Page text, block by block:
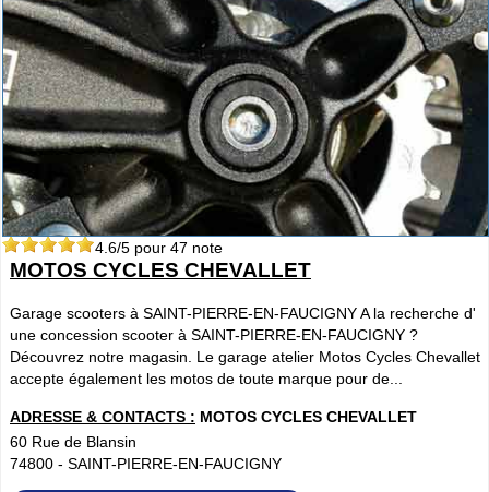
4.6/5 pour 47 note
MOTOS CYCLES CHEVALLET
Garage scooters à SAINT-PIERRE-EN-FAUCIGNY A la recherche d'
une concession scooter à SAINT-PIERRE-EN-FAUCIGNY ?
Découvrez notre magasin. Le garage atelier Motos Cycles Chevallet
accepte également les motos de toute marque pour de...
ADRESSE & CONTACTS : MOTOS CYCLES CHEVALLET
60 Rue de Blansin
74800 - SAINT-PIERRE-EN-FAUCIGNY